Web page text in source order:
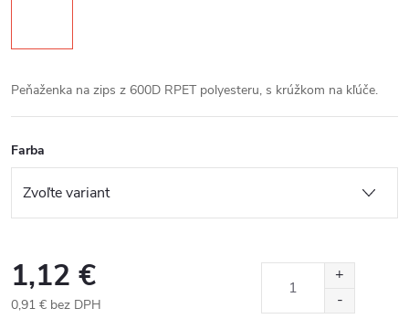
Peňaženka na zips z 600D RPET polyesteru, s krúžkom na kľúče.
Farba
1,12 €
0,91 € bez DPH